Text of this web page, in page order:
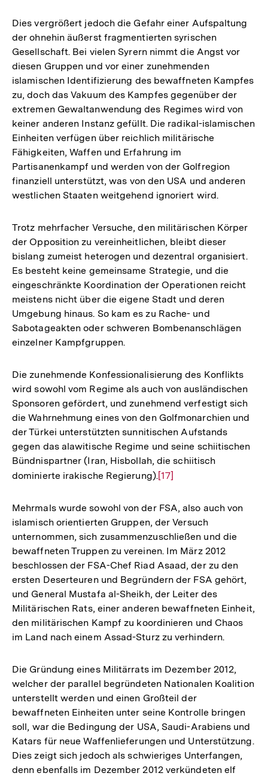
Dies vergrößert jedoch die Gefahr einer Aufspaltung
der ohnehin äußerst fragmentierten syrischen
Gesellschaft. Bei vielen Syrern nimmt die Angst vor
diesen Gruppen und vor einer zunehmenden
islamischen Identifizierung des bewaffneten Kampfes
zu, doch das Vakuum des Kampfes gegenüber der
extremen Gewaltanwendung des Regimes wird von
keiner anderen Instanz gefüllt. Die radikal-islamischen
Einheiten verfügen über reichlich militärische
Fähigkeiten, Waffen und Erfahrung im
Partisanenkampf und werden von der Golfregion
finanziell unterstützt, was von den USA und anderen
westlichen Staaten weitgehend ignoriert wird.
Trotz mehrfacher Versuche, den militärischen Körper
der Opposition zu vereinheitlichen, bleibt dieser
bislang zumeist heterogen und dezentral organisiert.
Es besteht keine gemeinsame Strategie, und die
eingeschränkte Koordination der Operationen reicht
meistens nicht über die eigene Stadt und deren
Umgebung hinaus. So kam es zu Rache- und
Sabotageakten oder schweren Bombenanschlägen
einzelner Kampfgruppen.
Die zunehmende Konfessionalisierung des Konflikts
wird sowohl vom Regime als auch von ausländischen
Sponsoren gefördert, und zunehmend verfestigt sich
die Wahrnehmung eines von den Golfmonarchien und
der Türkei unterstützten sunnitischen Aufstands
gegen das alawitische Regime und seine schiitischen
Bündnispartner (Iran, Hisbollah, die schiitisch
dominierte irakische Regierung).Zur
der
Fußnote
[17]
Mehrmals wurde sowohl von der FSA, also auch von
islamisch orientierten Gruppen, der Versuch
unternommen, sich zusammenzuschließen und die
bewaffneten Truppen zu vereinen. Im März 2012
beschlossen der FSA-Chef Riad Asaad, der zu den
ersten Deserteuren und Begründern der FSA gehört,
und General Mustafa al-Sheikh, der Leiter des
Militärischen Rats, einer anderen bewaffneten Einheit,
den militärischen Kampf zu koordinieren und Chaos
im Land nach einem Assad-Sturz zu verhindern.
Die Gründung eines Militärrats im Dezember 2012,
welcher der parallel begründeten Nationalen Koalition
unterstellt werden und einen Großteil der
bewaffneten Einheiten unter seine Kontrolle bringen
soll, war die Bedingung der USA, Saudi-Arabiens und
Katars für neue Waffenlieferungen und Unterstützung.
Dies zeigt sich jedoch als schwieriges Unterfangen,
denn ebenfalls im Dezember 2012 verkündeten elf